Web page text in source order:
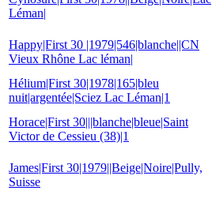
Léman|
Happy|First 30 |1979|546|blanche||CN
Vieux Rhône Lac léman|
Hélium|First 30|1978|165|bleu
nuit|argentée|Sciez Lac Léman|1
Horace|First 30|||blanche|bleue|Saint
Victor de Cessieu (38)|1
James|First 30|1979||Beige|Noire|Pully,
Suisse